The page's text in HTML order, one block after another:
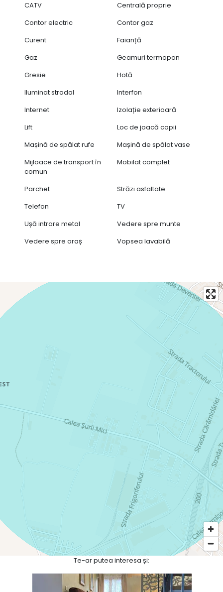
CATV
Centrală proprie
Contor electric
Contor gaz
Curent
Faianță
Gaz
Geamuri termopan
Gresie
Hotă
Iluminat stradal
Interfon
Internet
Izolație exterioară
Lift
Loc de joacă copii
Mașină de spălat rufe
Mașină de spălat vase
Mijloace de transport în
comun
Mobilat complet
Parchet
Străzi asfaltate
Telefon
TV
Ușă intrare metal
Vedere spre munte
Vedere spre oraș
Vopsea lavabilă
Te-ar putea interesa și: